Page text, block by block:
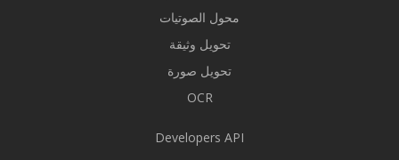
محول الصوتيات
تحويل وثيقة
تحويل صورة
OCR
Developers API